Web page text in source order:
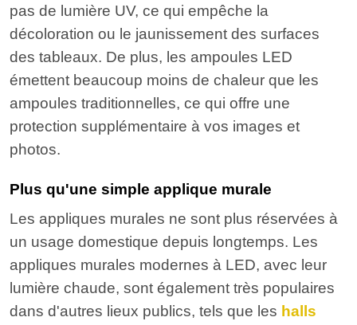
pas de lumière UV, ce qui empêche la
décoloration ou le jaunissement des surfaces
des tableaux. De plus, les ampoules LED
émettent beaucoup moins de chaleur que les
ampoules traditionnelles, ce qui offre une
protection supplémentaire à vos images et
photos.
Plus qu'une simple applique murale
Les appliques murales ne sont plus réservées à
un usage domestique depuis longtemps. Les
appliques murales modernes à LED, avec leur
lumière chaude, sont également très populaires
dans d'autres lieux publics, tels que les halls